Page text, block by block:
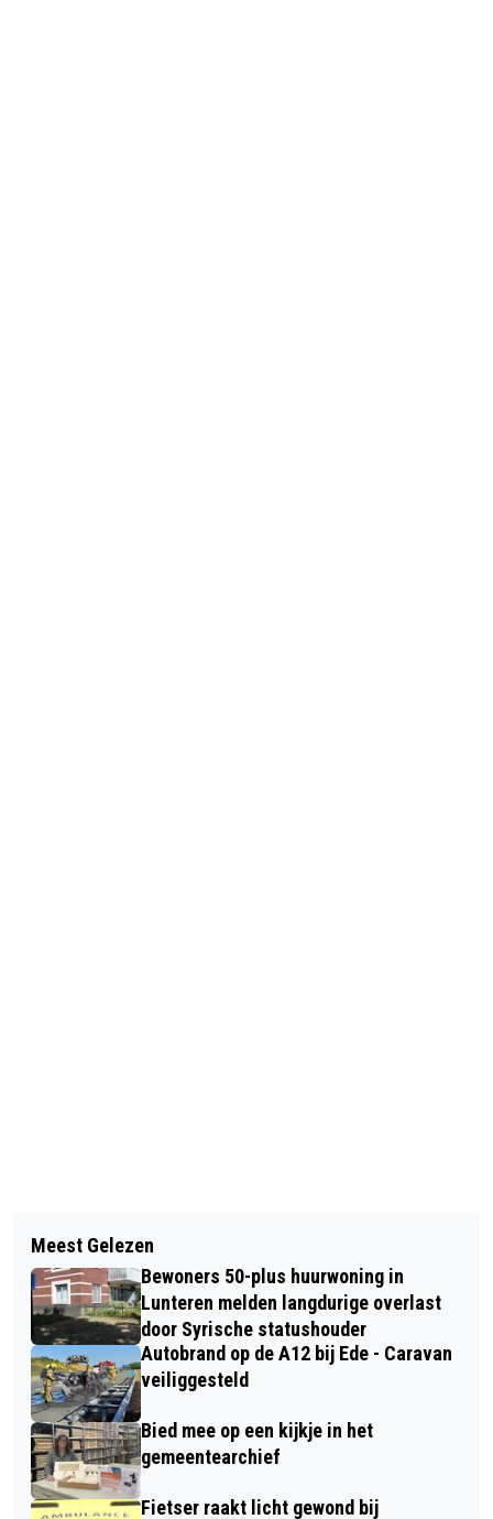
MINDER TREINEN AMERSFOORT
CENTRAAL – EDE-WAGENINGEN DOOR
WERKZAAMHEDEN
WILGEN KNOTTEN BIJ BOERDERIJ
GROOT POTHOVEN
Meest Gelezen
Bewoners 50-plus huurwoning in
Lunteren melden langdurige overlast
door Syrische statushouder
Autobrand op de A12 bij Ede - Caravan
veiliggesteld
Bied mee op een kijkje in het
gemeentearchief
Fietser raakt licht gewond bij